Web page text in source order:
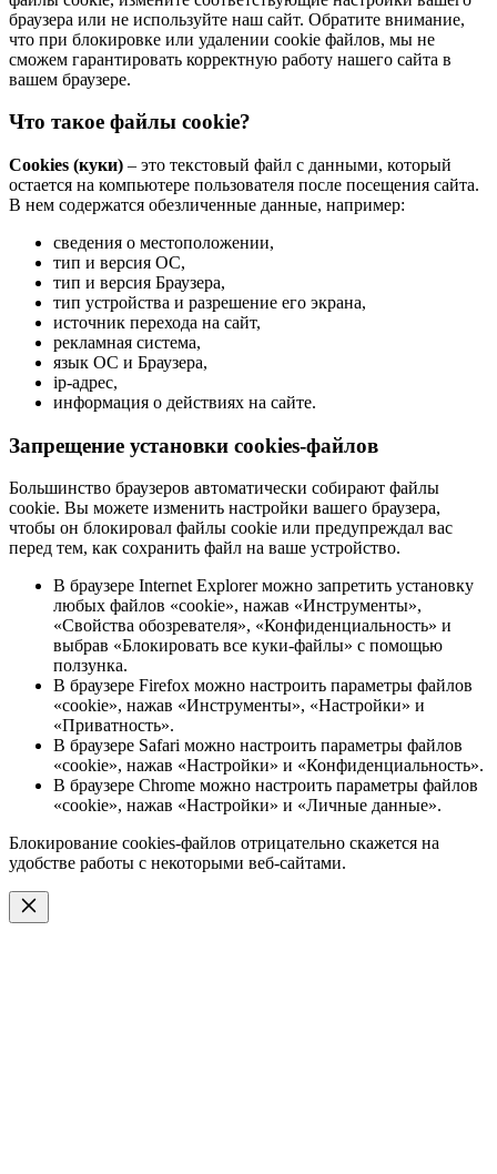
браузера или не используйте наш сайт. Обратите внимание,
что при блокировке или удалении cookie файлов, мы не
сможем гарантировать корректную работу нашего сайта в
вашем браузере.
Что такое файлы cookie?
Cookies (куки) – это текстовый файл с данными, который
остается на компьютере пользователя после посещения сайта.
В нем содержатся обезличенные данные, например:
сведения о местоположении,
тип и версия ОС,
тип и версия Браузера,
тип устройства и разрешение его экрана,
источник перехода на сайт,
рекламная система,
язык ОС и Браузера,
ip-адрес,
информация о действиях на сайте.
Запрещение установки cookies-файлов
Большинство браузеров автоматически собирают файлы
cookie. Вы можете изменить настройки вашего браузера,
чтобы он блокировал файлы cookie или предупреждал вас
перед тем, как сохранить файл на ваше устройство.
В браузере Internet Explorer можно запретить установку
любых файлов «cookie», нажав «Инструменты»,
«Свойства обозревателя», «Конфиденциальность» и
выбрав «Блокировать все куки-файлы» с помощью
ползунка.
В браузере Firefox можно настроить параметры файлов
«cookie», нажав «Инструменты», «Настройки» и
«Приватность».
В браузере Safari можно настроить параметры файлов
«cookie», нажав «Настройки» и «Конфиденциальность».
В браузере Chrome можно настроить параметры файлов
«cookie», нажав «Настройки» и «Личные данные».
Блокирование cookies-файлов отрицательно скажется на
удобстве работы с некоторыми веб-сайтами.